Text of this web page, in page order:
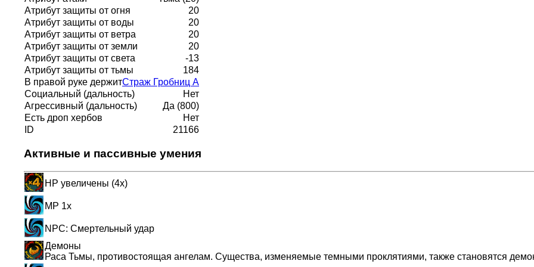
Атрибут защиты от огня
20
Атрибут защиты от воды
20
Атрибут защиты от ветра
20
Атрибут защиты от земли
20
Атрибут защиты от света
-13
Атрибут защиты от тьмы
184
В правой руке держитСтраж Гробниц A
Социальный (дальность)
Нет
Агрессивный (дальность)
Да (800)
Есть дроп хербов
Нет
ID
21166
Активные и пассивные умения
HP увеличены (4x)
MP 1x
NPC: Смертельный удар
Демоны
Раса Тьмы, противостоящая ангелам. Существа, изменяемые темными проклятиями, также становятся